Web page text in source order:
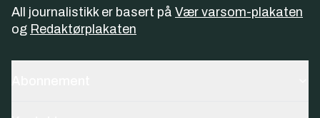
All journalistikk er basert på Vær varsom-plakaten
og Redaktørplakaten